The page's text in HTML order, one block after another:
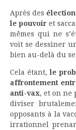
Après des
le pouvoir et
mêmes qui ne
voit se dessiner
bien au-delà du
Cela étant,le
affrontement
anti-vax, et on ne
diviser
opposants à la
irrationnel